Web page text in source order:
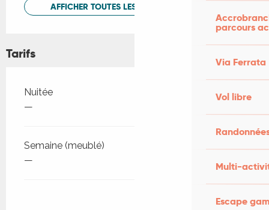
parcours
Via Ferrata
Vol libre
Multi-
Escape
AFFICHER TOUTES LES PRESTATIONS
Tarifs
Tarifs 2026
Nuitée
—
Semaine (meublé)
—